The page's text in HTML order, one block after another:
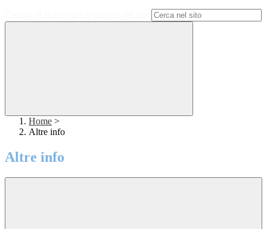
Home >
Altre info
Altre info